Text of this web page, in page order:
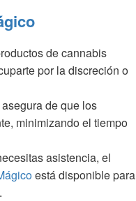
de cannabis
por la discreción o
de que los
minimizando el tiempo
asistencia, el
está disponible para